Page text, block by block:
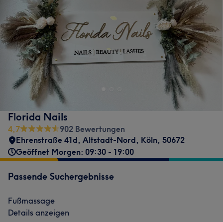
Florida Nails
4,7
902 Bewertungen
Ehrenstraße 41d, Altstadt-Nord, Köln, 50672
Geöffnet Morgen: 09:30 - 19:00
Passende Suchergebnisse
Fußmassage
Details anzeigen